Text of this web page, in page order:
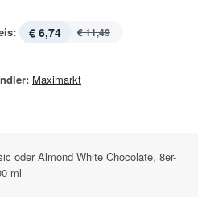
€ 6,74 € 11,49
Maximarkt
oder Almond White Chocolate, 8er-
ml